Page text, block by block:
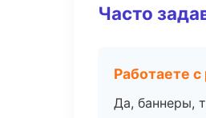
Часто
Работаете
Да, баннеры,